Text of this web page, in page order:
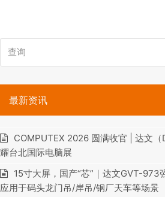
询
最新资讯
COMPUTEX 2026 圆满收官 | 达文（
耀台北国际电脑展
15寸大屏，国产“芯”｜达文GVT-973
应用于码头龙门吊/岸吊/钢厂天车等场景